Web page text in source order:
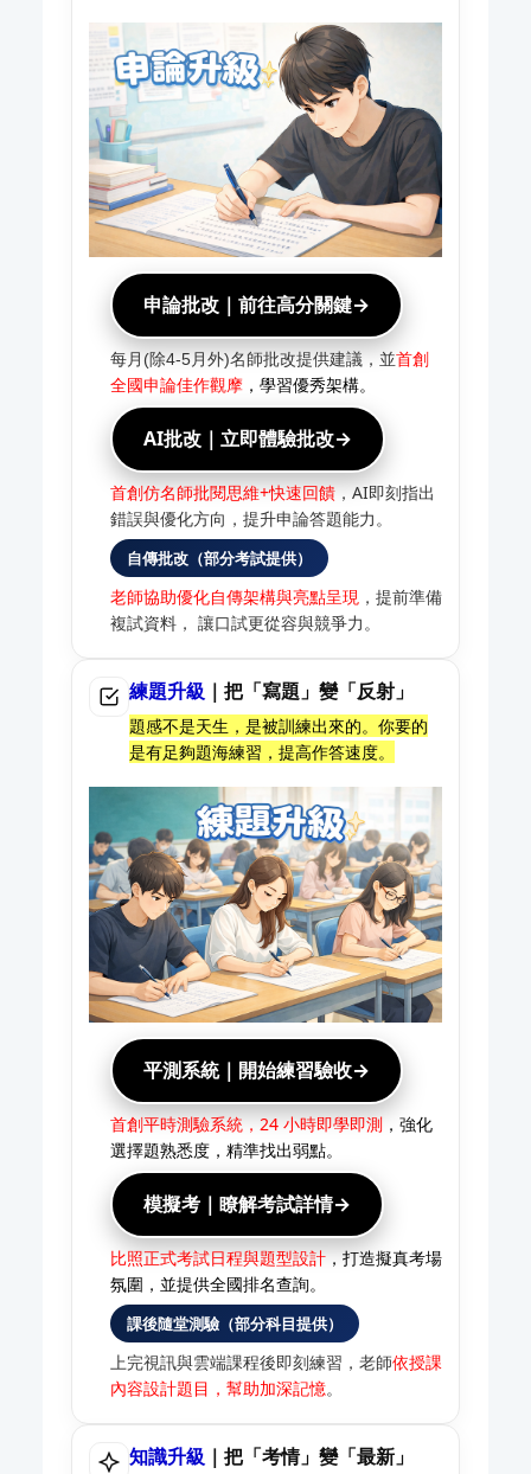
申論批改｜前往高分關鍵→
每月(除4-5月外)名師批改提供建議，並首創
全國申論佳作觀摩，學習優秀架構。
AI批改｜立即體驗批改→
首創仿名師批閱思維+快速回饋，AI即刻指出
錯誤與優化方向，提升申論答題能力。
自傳批改（部分考試提供）
老師協助優化自傳架構與亮點呈現，提前準備
複試資料， 讓口試更從容與競爭力。
練題升級 ｜把「寫題」變「反射」
題感不是天生，是被訓練出來的。你要的
是有足夠題海練習，提高作答速度。
平測系統｜開始練習驗收→
首創平時測驗系統，24 小時即學即測，強化
選擇題熟悉度，精準找出弱點。
模擬考｜瞭解考試詳情→
比照正式考試日程與題型設計，打造擬真考場
氛圍，並提供全國排名查詢。
課後隨堂測驗（部分科目提供）
上完視訊與雲端課程後即刻練習，老師依授課
內容設計題目，幫助加深記憶。
知識升級 ｜把「考情」變「最新」